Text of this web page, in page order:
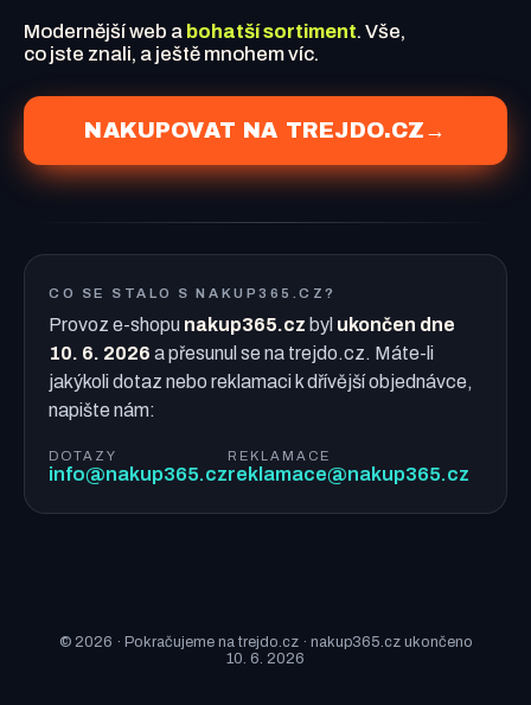
Modernější web a bohatší sortiment. Vše,
co jste znali, a ještě mnohem víc.
NAKUPOVAT NA TREJDO.CZ →
CO SE STALO S NAKUP365.CZ?
Provoz e-shopu nakup365.cz byl ukončen dne
10. 6. 2026 a přesunul se na trejdo.cz. Máte-li
jakýkoli dotaz nebo reklamaci k dřívější objednávce,
napište nám:
DOTAZY
info@nakup365.cz
REKLAMACE
reklamace@nakup365.cz
© 2026 · Pokračujeme na trejdo.cz · nakup365.cz ukončeno
10. 6. 2026